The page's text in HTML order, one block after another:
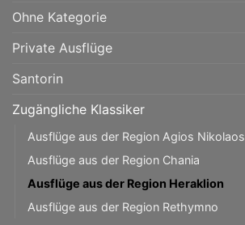
Ohne Kategorie
Private Ausflüge
Santorin
Zugängliche Klassiker
Ausflüge aus der Region Agios Nikolaos
Ausflüge aus der Region Chania
Ausflüge aus der Region Heraklion
Ausflüge aus der Region Rethymno